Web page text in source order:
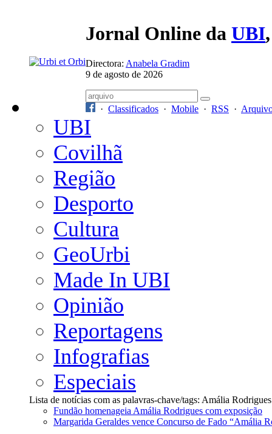
Jornal Online da UBI
Directora: Anabela Gradim
9 de agosto de 2026
· Classificados · Mobile · RSS ·
UBI
Covilhã
Região
Desporto
Cultura
GeoUrbi
Made In UBI
Opinião
Reportagens
Infografias
Especiais
Lista de notícias com as palavras-chave/tags: Amália Rodrigues
Fundão homenageia Amália Rodrigues com exposição
Margarida Geraldes vence Concurso de Fado “Amália